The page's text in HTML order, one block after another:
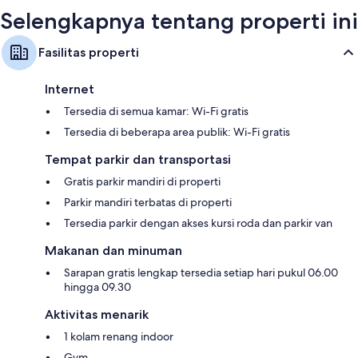
Selengkapnya tentang properti ini
Fasilitas properti
Internet
Tersedia di semua kamar: Wi-Fi gratis
Tersedia di beberapa area publik: Wi-Fi gratis
Tempat parkir dan transportasi
Gratis parkir mandiri di properti
Parkir mandiri terbatas di properti
Tersedia parkir dengan akses kursi roda dan parkir van
Makanan dan minuman
Sarapan gratis lengkap tersedia setiap hari pukul 06.00
hingga 09.30
Aktivitas menarik
1 kolam renang indoor